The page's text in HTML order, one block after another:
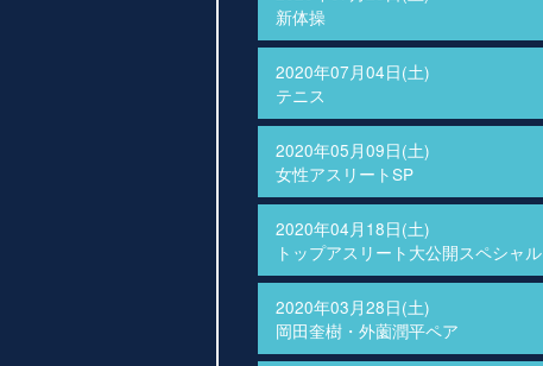
新体操
2020年07月04日(土)
テニス
2020年05月09日(土)
女性アスリートSP
2020年04月18日(土)
トップアスリート大公開スペシャル
2020年03月28日(土)
岡田奎樹・外薗潤平ペア